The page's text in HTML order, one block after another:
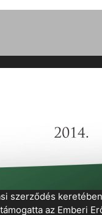
szerződés
támogatta az Emberi